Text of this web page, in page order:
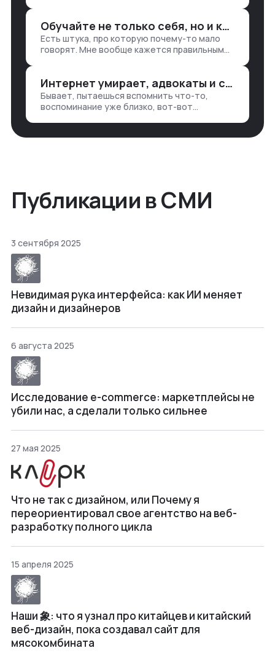
продажи, заявки, прогресс по проекту
— все ручками
Обучайте не только себя, но и клиентов
Есть штука, про которую почему-то мало
говорят. Мне вообще кажется правильным
хватаешь у клиента: е…
Интернет умирает, адвокаты и судьи в растерянности, а я хочу песню
Бывает, пытаешься вспомнить что-то,
воспоминание уже близко, вот-вот
неделями, если сильно не повезе…
Публикации в СМИ
3 сентября 2025
Невидимая рука интерфейса: как ИИ меняет
дизайн и дизайнеров
6 августа 2025
Исследование e-commerce: маркетплейсы не
убили нас, а сделали только сильнее
27 мая 2025
Что не так с дизайном, или Почему я
переориентировал свое агентство на веб-
разработку полного цикла
15 апреля 2025
Наши 象: что я узнал про китайцев и китайский
веб-дизайн, пока создавал сайт для
мясокомбината